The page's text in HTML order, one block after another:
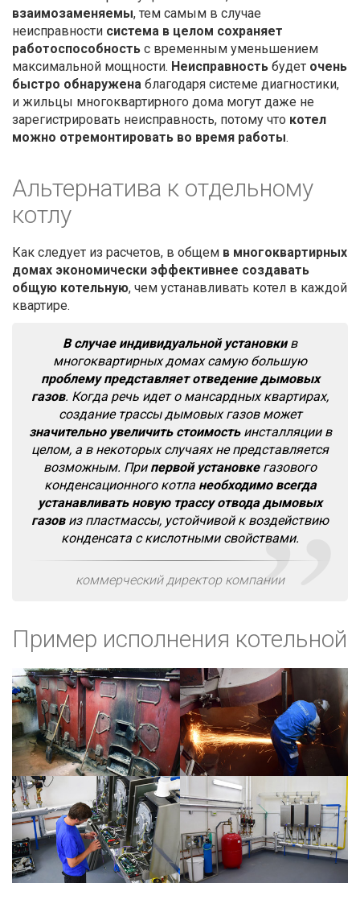
взаимозаменяемы, тем самым в случае
неисправности система в целом сохраняет
работоспособность с временным уменьшением
максимальной мощности. Неисправность будет очень
быстро обнаружена благодаря системе диагностики,
и жильцы многоквартирного дома могут даже не
зарегистрировать неисправность, потому что котел
можно отремонтировать во время работы.
Альтернатива к отдельному
котлу
Как следует из расчетов, в общем в многоквартирных
домах экономически эффективнее создавать
общую котельную, чем устанавливать котел в каждой
квартире.
В случае индивидуальной установкив
многоквартирных домах самую большую
проблему представляет отведение дымовых
газов. Когда речь идет о мансардных квартирах,
создание трассы дымовых газов может
значительно увеличить стоимостьинсталляции в
целом, а в некоторых случаях не представляется
возможным. При первой установкегазового
конденсационного котла необходимо всегда
устанавливать новую трассу отвода дымовых
газовиз пластмассы, устойчивой к воздействию
конденсата с кислотными свойствами.
коммерческий директор компании
Пример исполнения котельной